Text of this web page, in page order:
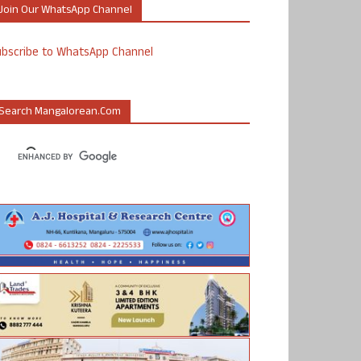
Our WhatsApp Channel
to WhatsApp Channel
Mangalorean.com